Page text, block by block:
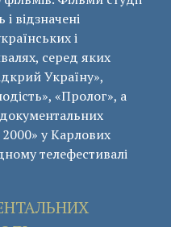
відзначені
і
серед яких
Україну»,
«Пролог», а
у Карлових
телефестивалі